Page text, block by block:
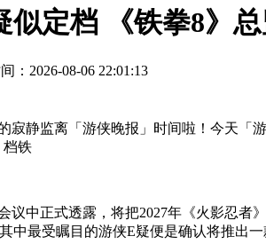
定档 《铁拳8》
：2026-08-06 22:01:13
寂静监离 「游侠晚报」时间啦！今天「
档铁
正式透露，将把2027年《火影忍者
中最受瞩目的游侠E疑便是确认将推出